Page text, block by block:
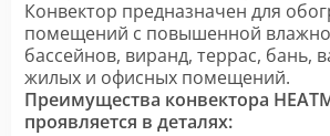
Конвектор предназначен для
помещений с повышенной
бассейнов, виранд, террас, бань,
жилых и офисных помещений.
Преимущества конвектора
проявляется в деталях: